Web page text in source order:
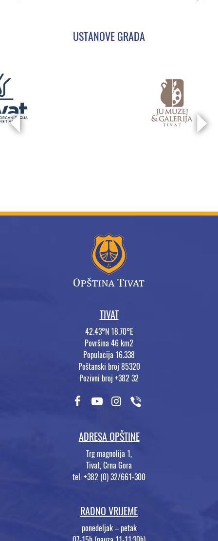
USTANOVE GRADA
TIVAT
42.43°N 18.70°E
Površina 46 km2
Populacija 16.338
Poštanski broj 85320
Pozivni broj +382 32
ADRESA OPŠTINE
Trg magnolija 1,
Tivat, Crna Gora
tel: +382 (0) 32/661-300
RADNO VRIJEME
ponedeljak – petak